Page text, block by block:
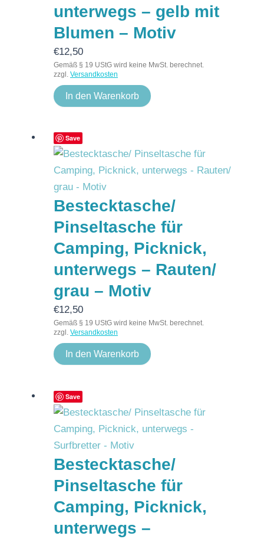
unterwegs – gelb mit
Blumen – Motiv
€12,50
Gemäß § 19 UStG wird keine MwSt. berechnet.
zzgl. Versandkosten
In den Warenkorb
Save
Bestecktasche/
Pinseltasche für
Camping, Picknick,
unterwegs – Rauten/
grau – Motiv
€12,50
Gemäß § 19 UStG wird keine MwSt. berechnet.
zzgl. Versandkosten
In den Warenkorb
Save
Bestecktasche/
Pinseltasche für
Camping, Picknick,
unterwegs –